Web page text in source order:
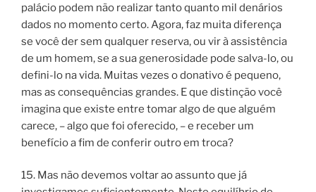
palácio podem não realizar tanto quanto mil denários
dados no momento certo. Agora, faz muita diferença
se você der sem qualquer reserva, ou vir à assistência
de um homem, se a sua generosidade pode salva-lo, ou
defini-lo na vida. Muitas vezes o donativo é pequeno,
mas as consequências grandes. E que distinção você
imagina que existe entre tomar algo de que alguém
carece, – algo que foi oferecido, – e receber um
benefício a fim de conferir outro em troca?
15. Mas não devemos voltar ao assunto que já